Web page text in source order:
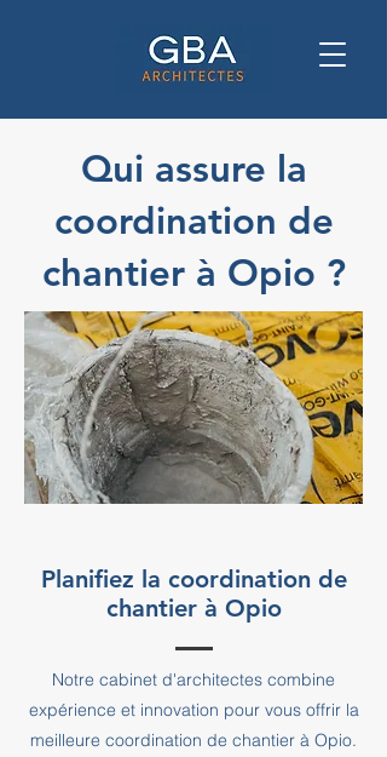
Qui assure la
coordination de
chantier à Opio ?
Planifiez la coordination de
chantier à Opio
Notre cabinet d'architectes combine
expérience et innovation pour vous offrir la
meilleure coordination de chantier à Opio.